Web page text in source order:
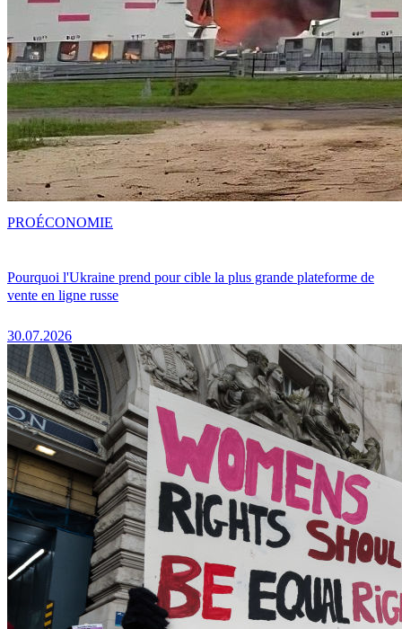
Pourquoi l'Ukraine prend pour cible la plus grande plateforme de
vente en ligne russe
30.07.2026
PROÉCONOMIE